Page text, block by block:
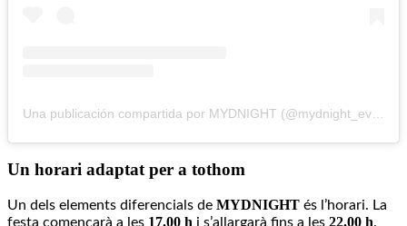
Una publicación compartida por MYDNIGHT (@mydnight_events)
Un horari adaptat per a tothom
Un dels elements diferencials de MYDNIGHT és l’horari. La
festa començarà a les 17.00 h i s’allargarà fins a les 22.00 h.